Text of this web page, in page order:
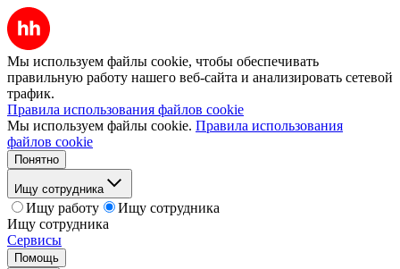
Мы используем файлы cookie, чтобы обеспечивать
правильную работу нашего веб-сайта и анализировать сетевой
трафик.
Правила использования файлов cookie
Мы используем файлы cookie. Правила использования
файлов cookie
Понятно
Ищу сотрудника
Ищу работу
Ищу сотрудника
Ищу сотрудника
Сервисы
Помощь